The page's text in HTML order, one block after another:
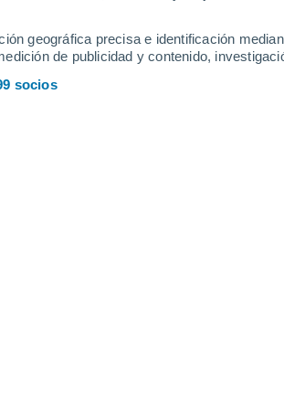
geográfica precisa e identificación
de publicidad y contenido,
socios
CIENCIA
¡Hasta
Los
El alza